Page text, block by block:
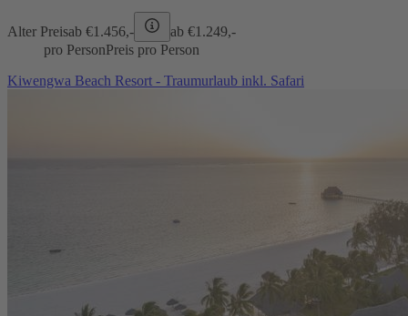
Alter Preisab €1.456,- ab €1.249,-
pro PersonPreis pro Person
Kiwengwa Beach Resort - Traumurlaub inkl. Safari